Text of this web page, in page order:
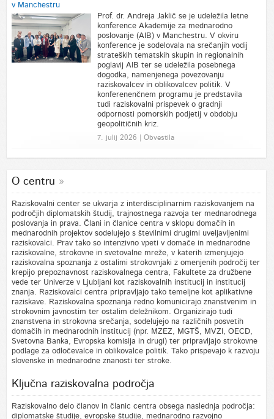
v Manchestru
Prof. dr. Andreja Jaklič se je udeležila letne
konference Akademije za mednarodno
poslovanje (AIB) v Manchestru. V okviru
konference je sodelovala na srečanjih vodij
strateških tematskih skupin in regionalnih
poglavij AIB ter se udeležila posebnega
dogodka, namenjenega povezovanju
raziskovalcev in oblikovalcev politik. V
konferenenčnem programu je predstavila
tudi raziskovalni prispevek o gradnji
odpornosti pomorskih podjetij v obdobju
geopolitičnih kriz.
7. julij 2026 | Obvestila
O centru
Raziskovalni center se ukvarja z interdisciplinarnim raziskovanjem na
področjih diplomatskih študij, trajnostnega razvoja ter mednarodnega
poslovanja in prava. Člani in članice centra v sklopu domačih in
mednarodnih projektov sodelujejo s številnimi drugimi uveljavljenimi
raziskovalci. Prav tako so intenzivno vpeti v domače in mednarodne
raziskovalne, strokovne in svetovalne mreže, v katerih izmenjujejo
raziskovalna spoznanja z ostalimi strokovnjaki z omenjenih področij ter
krepijo prepoznavnost raziskovalnega centra, Fakultete za družbene
vede ter Univerze v Ljubljani kot raziskovalnih institucij in institucij
znanja. Raziskovalci centra pripravljajo tako temeljne kot aplikativne
raziskave. Raziskovalna spoznanja redno komunicirajo znanstvenim in
strokovnim javnostim ter ostalim deležnikom. Organizirajo tudi
znanstvena in strokovna srečanja, sodelujejo na različnih posvetih
domačih in mednarodnih institucij (npr. MZEZ, MGTŠ, MVZI, OECD,
Svetovna Banka, Evropska komisija in drugi) ter pripravljajo strokovne
podlage za odločevalce in oblikovalce politik. Tako prispevajo k razvoju
slovenske in mednarodne znanosti ter stroke.
Ključna raziskovalna področja
Raziskovalno delo članov in članic centra obsega naslednja področja:
diplomatske študije, evropske študije, mednarodno razvojno